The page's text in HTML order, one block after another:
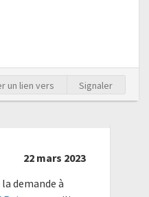
un lien vers Signaler
22 mars 2023
demande à